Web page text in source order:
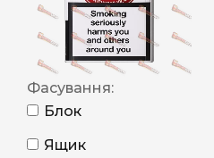
Фасування:
Блок
Ящик